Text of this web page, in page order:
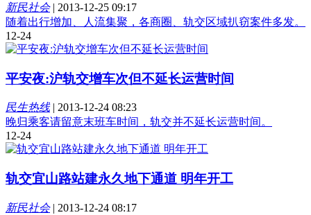
新民社会| 2013-12-25 09:17
随着出行增加、人流集聚，各商圈、轨交区域扒窃案件多发。
12-24
平安夜:沪轨交增车次但不延长运营时间
民生热线| 2013-12-24 08:23
晚归乘客请留意末班车时间，轨交并不延长运营时间。
12-24
轨交宜山路站建永久地下通道 明年开工
新民社会| 2013-12-24 08:17